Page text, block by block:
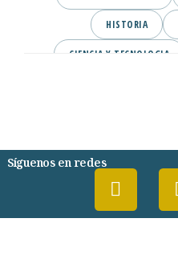
HISTORIA
CIENCIA Y TECNOLOGIA
Síguenos en redes